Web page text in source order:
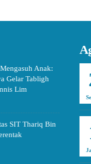
Anak:
Gelar Tabligh
Lim
SIT Thariq Bin